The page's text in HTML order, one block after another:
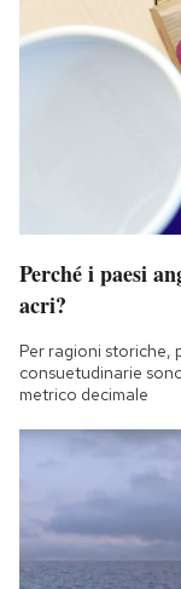
Perché i paesi
acri?
Per ragioni storiche,
consuetudinarie
metrico decimale